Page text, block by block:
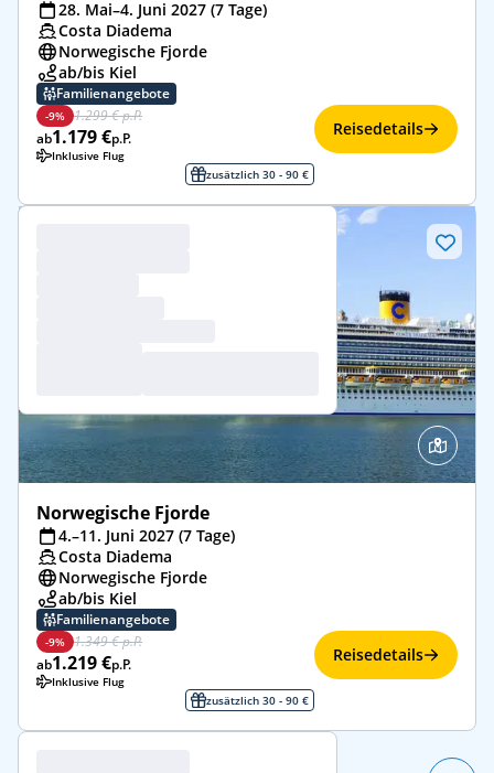
28. Mai–4. Juni 2027 (7 Tage)
Costa Diadema
Norwegische Fjorde
ab/bis Kiel
Familienangebote
-9% 1.299 € p.P.
ab1.179 €p.P.
Inklusive Flug
zusätzlich 30 - 90 €
Reisedetails
Norwegische Fjorde
4.–11. Juni 2027 (7 Tage)
Costa Diadema
Norwegische Fjorde
ab/bis Kiel
Familienangebote
-9% 1.349 € p.P.
ab1.219 €p.P.
Inklusive Flug
zusätzlich 30 - 90 €
Reisedetails